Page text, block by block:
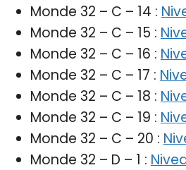
Monde 32 – C – 14 :
Monde 32 – C – 15 :
Monde 32 – C – 16 :
Monde 32 – C – 17 :
Monde 32 – C – 18 :
Monde 32 – C – 19 :
Monde 32 – C – 20 :
Monde 32 – D – 1 :